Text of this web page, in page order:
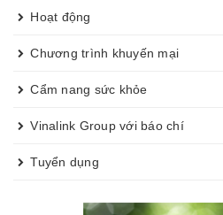
Hoạt động
Chương trình khuyến mại
Cẩm nang sức khỏe
Vinalink Group với báo chí
Tuyển dụng